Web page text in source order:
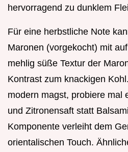
hervorragend zu dunklem
Für eine herbstliche Note
Maronen (vorgekocht) mit
mehlig süße Textur der
Kontrast zum knackigen
modern magst, probiere mal
und Zitronensaft statt
Komponente verleiht dem
orientalischen Touch.